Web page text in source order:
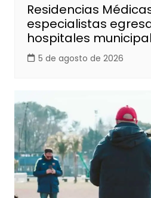
Residencias
especialistas
hospitales
5 de agosto de 2026